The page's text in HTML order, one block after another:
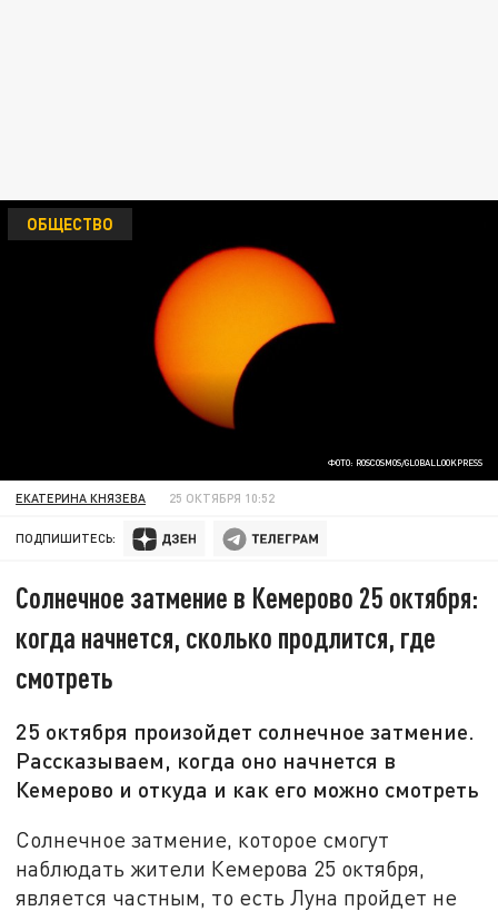
ФОТО: ROSCOSMOS/GLOBALLOOKPRESS
ОБЩЕСТВО
ЕКАТЕРИНА КНЯЗЕВА 25 ОКТЯБРЯ 10:52
ПОДПИШИТЕСЬ:
Солнечное затмение в Кемерово 25 октября:
когда начнется, сколько продлится, где
смотреть
25 октября произойдет солнечное затмение.
Рассказываем, когда оно начнется в
Кемерово и откуда и как его можно смотреть
Солнечное затмение, которое смогут
наблюдать жители Кемерова 25 октября,
является частным, то есть Луна пройдет не